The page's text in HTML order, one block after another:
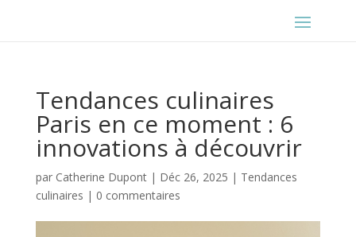
Tendances culinaires
Paris en ce moment : 6
innovations à découvrir
par Catherine Dupont| Déc 26, 2025 | Tendances
culinaires | 0 commentaires